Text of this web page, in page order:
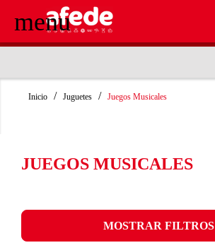
menu
Inicio Juguetes Juegos Musicales
JUEGOS MUSICALES
MOSTRAR FILTROS